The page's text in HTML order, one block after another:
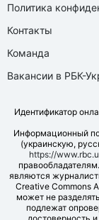
Политика
Контакты
Команда
Вакансии в РБК-
Идентификатор
Информационный
(украинскую,
https://
являются
Creative Commons
может не
подлежат